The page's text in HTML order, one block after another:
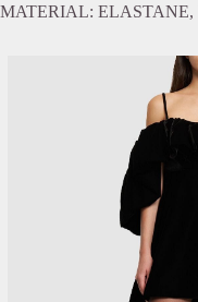
MATERIAL: ELASTANE,